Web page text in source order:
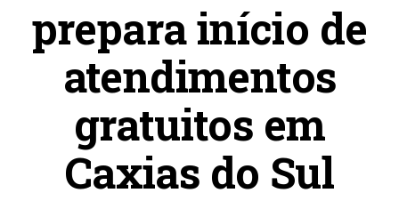
prepara início de
atendimentos
gratuitos em
Caxias do Sul